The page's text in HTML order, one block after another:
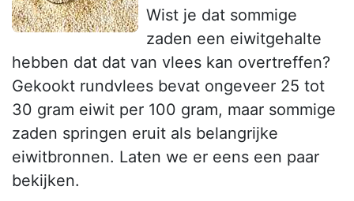
Wist je dat sommige
zaden een eiwitgehalte
hebben dat dat van vlees kan overtreffen?
Gekookt rundvlees bevat ongeveer 25 tot
30 gram eiwit per 100 gram, maar sommige
zaden springen eruit als belangrijke
eiwitbronnen. Laten we er eens een paar
bekijken.